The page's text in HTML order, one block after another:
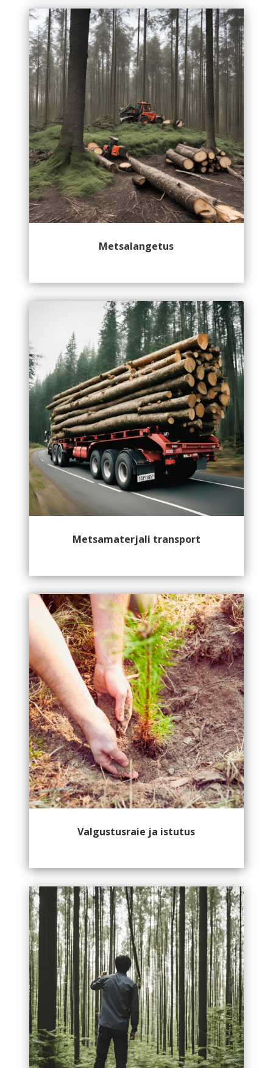
Metsalangetus
Metsamaterjali transport
Valgustusraie ja istutus